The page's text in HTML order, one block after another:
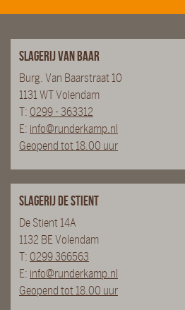
Slagerij van Baar
Burg. Van Baarstraat 10
1131 WT Volendam
T: 0299 - 363312
E: info@runderkamp.nl
Geopend tot 18.00 uur
Slagerij De Stient
De Stient 14A
1132 BE Volendam
T: 0299 366563
E: info@runderkamp.nl
Geopend tot 18.00 uur